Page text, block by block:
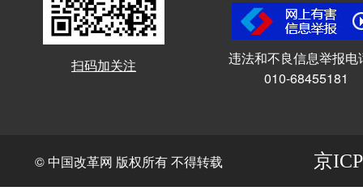
扫码加关注
违法和不良信息举报电
010-68455181
© 中国改革网 版权所有 不得转载 京